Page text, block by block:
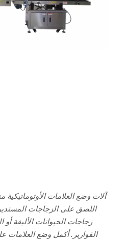
آلات وضع العلامات
اللصق على الزجاجات
زجاجات الحيوانات الأليفة أو
القوارير. أكمل وضع العلامات